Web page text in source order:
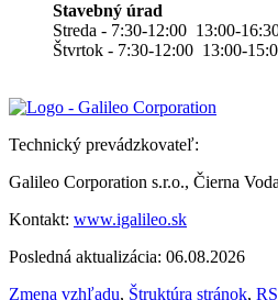
Stavebný úrad
Streda - 7:30-12:00 13:00-
Štvrtok - 7:30-12:00 13:00-
Technický prevádzkovateľ:
Galileo Corporation s.r.o., Čierna
Kontakt: www.igalileo.sk
Posledná aktualizácia: 06.08.2026
Zmena vzhľadu, Štruktúra stránok,